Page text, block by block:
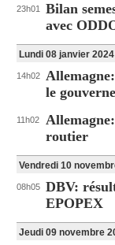
23h01
Bilan
avec
Lundi 08 janvier 2024
14h02
le
11h02
routier
Vendredi 10
08h05 DBV:
EPOPEX
Jeudi 09 novembre